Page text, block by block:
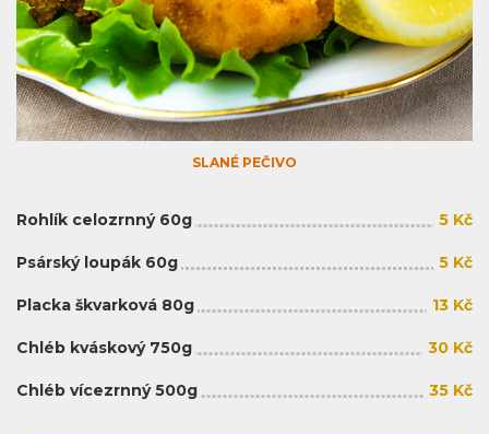
SLANÉ PEČIVO
Rohlík celozrnný 60g 5 Kč
Psárský loupák 60g 5 Kč
Placka škvarková 80g 13 Kč
Chléb kváskový 750g 30 Kč
Chléb vícezrnný 500g 35 Kč